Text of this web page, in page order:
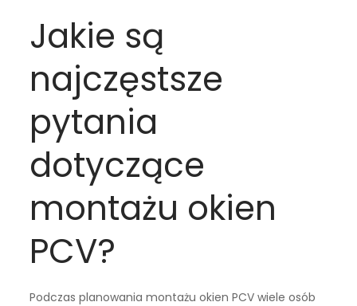
Jakie są
najczęstsze
pytania
dotyczące
montażu okien
PCV?
Podczas planowania montażu okien PCV wiele osób